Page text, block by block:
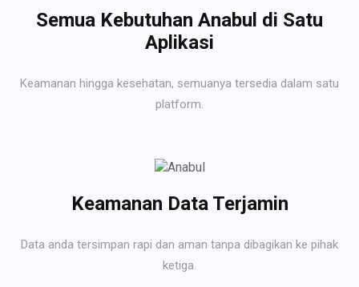
Semua Kebutuhan Anabul di Satu
Aplikasi
Keamanan hingga kesehatan, semuanya tersedia dalam satu
platform.
Keamanan Data Terjamin
Data anda tersimpan rapi dan aman tanpa dibagikan ke pihak
ketiga.